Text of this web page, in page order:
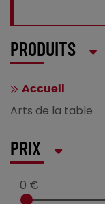
PRODUITS
Accueil
Arts de la table
PRIX
0 €